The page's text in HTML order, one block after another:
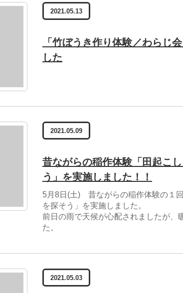
2021.05.13
「竹ぼうき作り体験／わらじ
した
2021.05.09
昔ながらの稲作体験「田起こ
う」を実施しました！！
5月8日(土) 昔ながらの稲作体験の１
を探そう」を実施しました。
前日の雨で天候が心配されましたが、
た。
2021.05.03